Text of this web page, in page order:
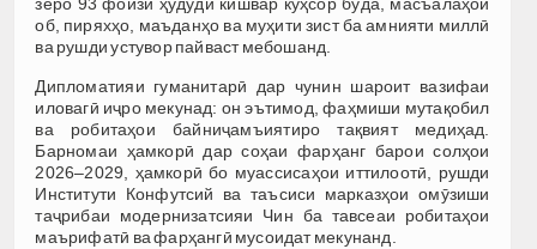
об, пиряхҳо, маъданҳо ва муҳити зист ба амнияти миллӣ
ва рушди устувор пайваст мебошанд.
Дипломатияи гуманитарӣ дар чунин шароит вазифаи
иловагӣ иҷро мекунад: он эътимод, фаҳмиши мутақобил
ва робитаҳои байниҷамъиятиро тақвият медиҳад.
Барномаи ҳамкорӣ дар соҳаи фарҳанг барои солҳои
2026–2029, ҳамкорӣ бо муассисаҳои иттилоотӣ, рушди
Институти Конфутсий ва таъсиси марказҳои омӯзиши
таҷрибаи модернизатсияи Чин ба тавсеаи робитаҳои
маърифатӣ ва фарҳангӣ мусоидат мекунанд.